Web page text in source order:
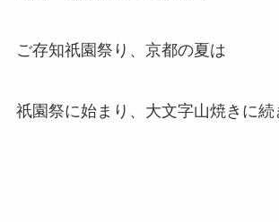
ご存知祇園祭り、京都の夏は
祇園祭に始まり、大文字山焼きに続